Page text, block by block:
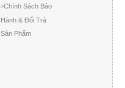
>Chính Sách Bảo
Hành & Đổi Trả
Sản Phẩm